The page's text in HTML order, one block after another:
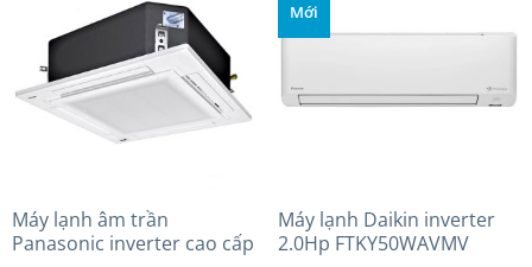
₫ 56.500.000.
₫ 40.600.000.
Máy lạnh âm trần
Panasonic inverter cao cấp
Mới
Máy lạnh Daikin inverter
2.0Hp FTKY50WAVMV